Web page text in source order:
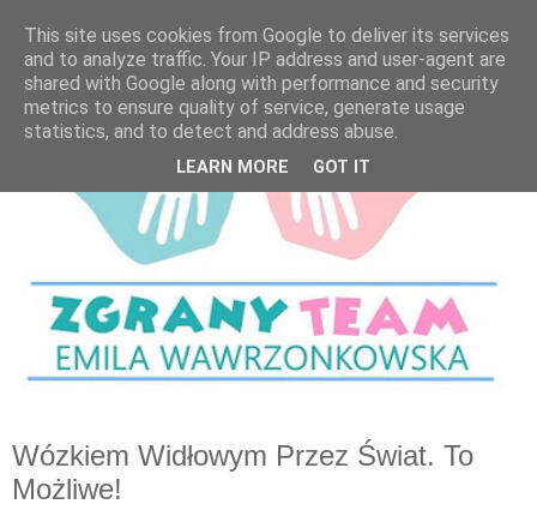
Wózkiem Widłowym Przez Świat. To
Możliwe!
This site uses cookies from Google to deliver its services
and to analyze traffic. Your IP address and user-agent are
shared with Google along with performance and security
metrics to ensure quality of service, generate usage
statistics, and to detect and address abuse.
LEARN MORE GOT IT